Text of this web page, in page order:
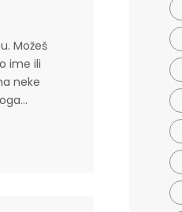
Možeš
ime ili
neke